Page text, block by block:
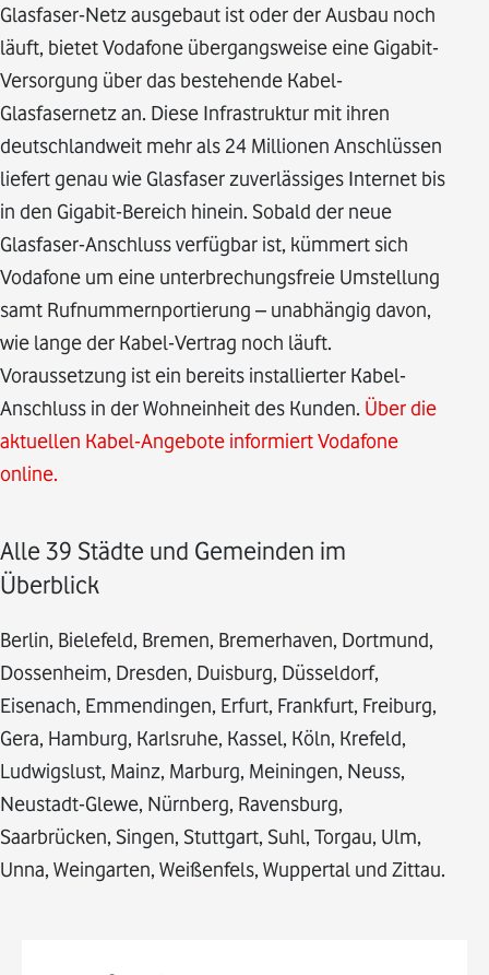
Glasfaser-Netz ausgebaut ist oder der Ausbau noch
läuft, bietet Vodafone übergangsweise eine Gigabit-
Versorgung über das bestehende Kabel-
Glasfasernetz an. Diese Infrastruktur mit ihren
deutschlandweit mehr als 24 Millionen Anschlüssen
liefert genau wie Glasfaser zuverlässiges Internet bis
in den Gigabit-Bereich hinein. Sobald der neue
Glasfaser-Anschluss verfügbar ist, kümmert sich
Vodafone um eine unterbrechungsfreie Umstellung
samt Rufnummernportierung – unabhängig davon,
wie lange der Kabel-Vertrag noch läuft.
Voraussetzung ist ein bereits installierter Kabel-
Anschluss in der Wohneinheit des Kunden. Über die
aktuellen Kabel-Angebote informiert Vodafone
online.
Alle 39 Städte und Gemeinden im
Überblick
Berlin, Bielefeld, Bremen, Bremerhaven, Dortmund,
Dossenheim, Dresden, Duisburg, Düsseldorf,
Eisenach, Emmendingen, Erfurt, Frankfurt, Freiburg,
Gera, Hamburg, Karlsruhe, Kassel, Köln, Krefeld,
Ludwigslust, Mainz, Marburg, Meiningen, Neuss,
Neustadt-Glewe, Nürnberg, Ravensburg,
Saarbrücken, Singen, Stuttgart, Suhl, Torgau, Ulm,
Unna, Weingarten, Weißenfels, Wuppertal und Zittau.